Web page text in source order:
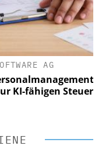
AG
Von
fähigen Steuerung